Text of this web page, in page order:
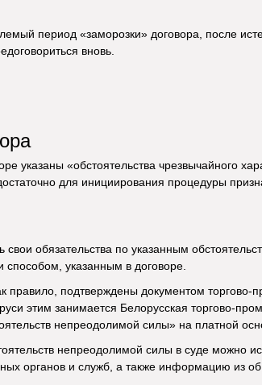
период «заморозки» договора, после
вновь.
указаны «обстоятельства чрезвычайного
для инициирования процедуры
обязательства по указанным
способом, указанным в договоре.
подтверждены документом
этим занимается Белорусская торгово-
непреодолимой силы» на платной
непреодолимой силы в суде можно
органов и служб, а также информацию из